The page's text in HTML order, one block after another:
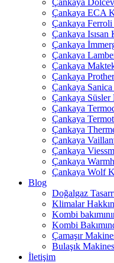
Çankaya
Çankaya ECA
Çankaya
Çankaya
Çankaya
Çankaya
Çankaya
Çankaya
Çankaya
Çankaya
Çankaya
Çankaya
Çankaya
Çankaya
Çankaya
Çankaya
Çankaya Wolf
Blog
Doğalgaz
Klimalar
Kombi
Kombi
Çamaşır
Bulaşık
İletişim